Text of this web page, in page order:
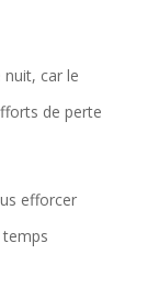
car le
de perte
efforcer
temps